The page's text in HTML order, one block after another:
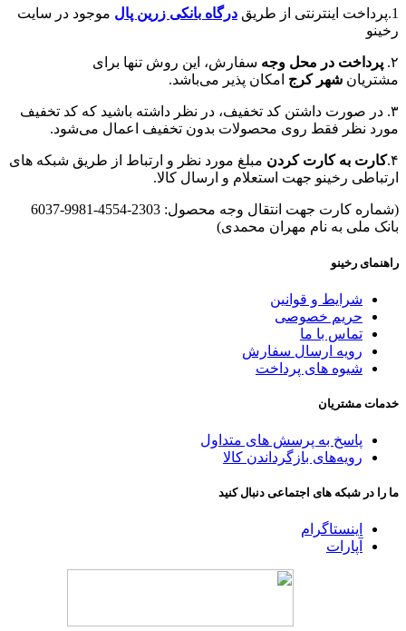
1.پرداخت اینترنتی از طریق درگاه‌ بانکی زرین پال موجود در سایت
رخینو
۲. پرداخت در محل وجه سفارش، این روش تنها برای
مشتریان شهر کرج امکان پذیر می‌باشد.
۳. در صورت داشتن کد تخفیف، در نظر داشته باشید که کد تخفیف
مورد نظر فقط روی محصولات بدون تخفیف اعمال می‌شود.
۴. کارت به کارت کردن مبلغ مورد نظر و ارتباط از طریق شبکه های
ارتباطی رخینو جهت استعلام و ارسال کالا.
(شماره کارت جهت انتقال وجه محصول: 2303-4554-9981-6037
بانک ملی به نام مهران محمدی)
راهنمای رخینو
شرایط و قوانین
حریم خصوصی
تماس با ما
رویه ارسال سفارش
شیوه های پرداخت
خدمات مشتریان
پاسخ به پرسش های متداول
رویه‌های بازگرداندن کالا
ما را در شبکه های اجتماعی دنبال کنید
اینستاگرام
آپارات